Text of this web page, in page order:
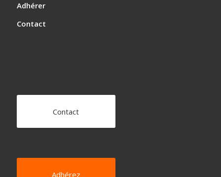
Adhérer
Contact
Contact
Adhérez